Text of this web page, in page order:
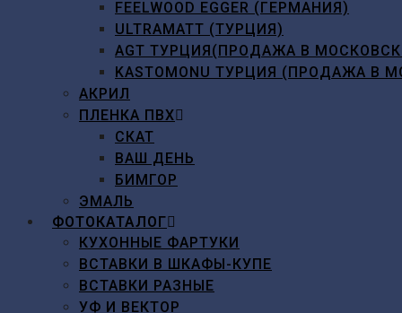
FEELWOOD EGGER (ГЕРМАНИЯ)
ULTRAMATT (ТУРЦИЯ)
AGT ТУРЦИЯ(ПРОДАЖА В
KASTOMONU ТУРЦИЯ (ПРОДАЖА В
АКРИЛ
ПЛЕНКА ПВХ
СКАТ
ВАШ ДЕНЬ
БИМГОР
ЭМАЛЬ
ФОТОКАТАЛОГ
КУХОННЫЕ ФАРТУКИ
ВСТАВКИ В ШКАФЫ-КУПЕ
ВСТАВКИ РАЗНЫЕ
УФ И ВЕКТОР